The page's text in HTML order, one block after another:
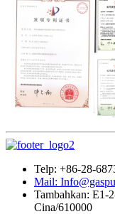
Telp: +86-28-
Mail:
Tambahkan: E1-
Cina/610000